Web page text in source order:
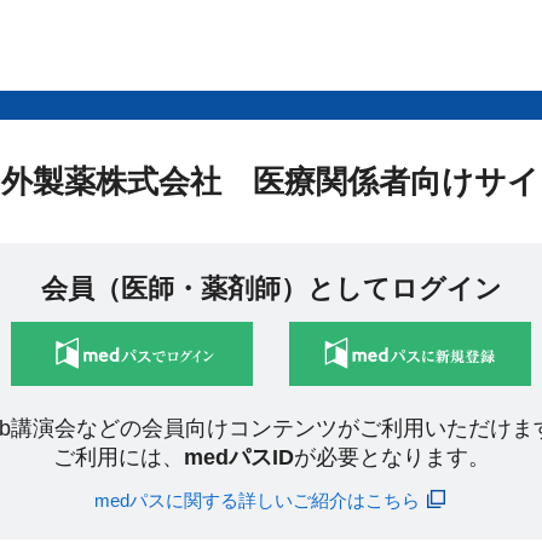
製薬株式会社 医療関係者向けサ
会員（医師・薬剤師）としてログイン
講演会などの会員向けコンテンツがご利用いただけま
ご利用には、 medパスIDが必要となります。
medパスに関する詳しいご紹介はこちら